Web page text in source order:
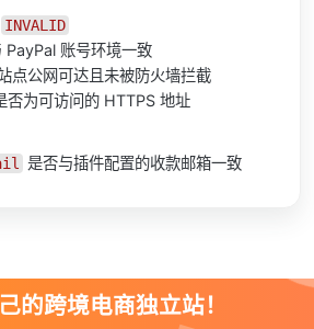
INVALID
PayPal 账号环境一致
点公网可达且未被防火墙拦截
否为可访问的 HTTPS 地址
是否与插件配置的收款邮箱一致
的跨境电商独立站！